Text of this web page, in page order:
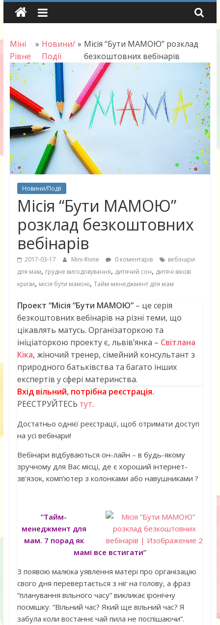
Skip
Міні
Рівне
» Новини/
Події
» Місія “Бути МАМОЮ” розклад
безкоштовних вебінарів
Новини/Події
Місія “Бути МАМОЮ”
розклад безкоштовних
вебінарів
2017-03-17 Mini-Rivne 0 коментарів
вебінари
для мам, грудне вигодовування, дитячий сон, дитячі вікові
кризи, місія бути мамою, Тайм-менеджмент для мам
Проект “Місія “Бути МАМОЮ”– це серія
безкоштовних вебінарів на різні теми, що
цікавлять матусь. Організаторкою та
ініціаторкою проекту є, львів’янка – Світлана
Кіка, жіночий тренер, сімейний консультант з
природного батьківства та багато інших
експертів у сфері материнства.
Вхід вільний, потрібна реєстрація.
РЕЄСТРУЙТЕСЬ тут.
Достатньо однієї реєстрації, щоб отримати доступ
на усі вебінари!
Вебінари відбуваються он-лайн – в будь-якому
зручному для Вас місці, де є хороший інтернет-
зв’язок, комп’ютер з колонками або навушниками ?
“Тайм-
менеджмент для
мам. 7 порад як
мамі все встигати”
З появою малюка уявлення матері про організацію
свого дня перевертається з ніг на голову, а фраз
“планування вільного часу” викликає іронічну
посмішку. “Вільний час? Який ще вільний час? Я
забула коли востаннє чай пила не поспішаючи”.